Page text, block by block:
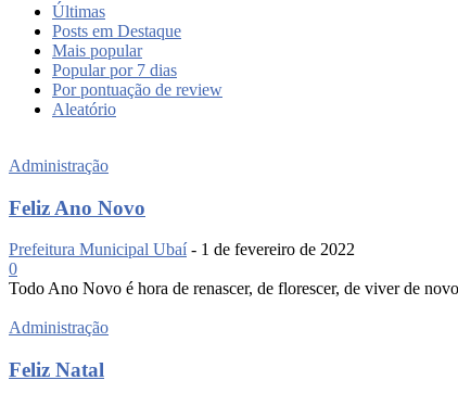
Últimas
Posts em Destaque
Mais popular
Popular por 7 dias
Por pontuação de review
Aleatório
Administração
Feliz Ano Novo
Prefeitura Municipal Ubaí - 1 de fevereiro de 2022
0
Todo Ano Novo é hora de renascer, de florescer, de viver de
Administração
Feliz Natal